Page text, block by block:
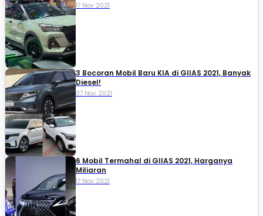
17 Nov 2021
3 Bocoran Mobil Baru KIA di GIIAS 2021, Banyak
Diesel!
07 Nov 2021
6 Mobil Termahal di GIIAS 2021, Harganya
Miliaran
17 Nov 2021